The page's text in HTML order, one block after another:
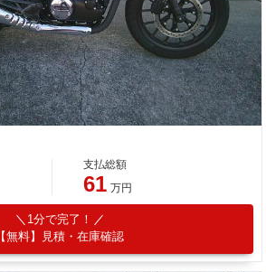
支払総額
61 万円
1分で完了！
【無料】見積・在庫確認